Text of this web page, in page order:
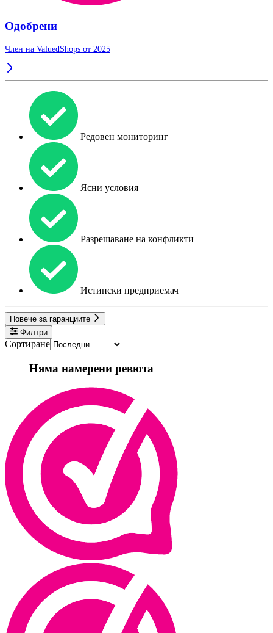
Одобрени
Член на ValuedShops от 2025
Редовен мониторинг
Ясни условия
Разрешаване на конфликти
Истински предприемач
Повече за гаранциите
Филтри
Сортиране
Няма намерени ревюта